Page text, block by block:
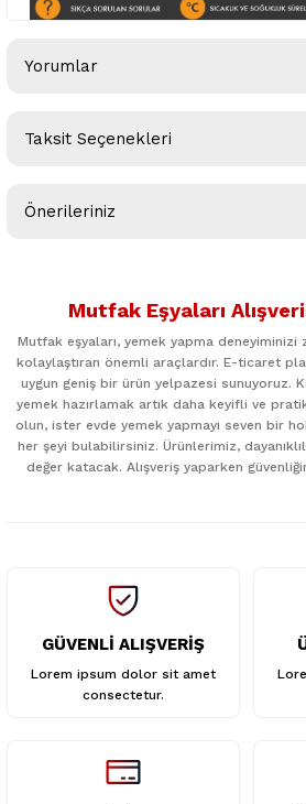
Yorumlar
Taksit Seçenekleri
Önerileriniz
kullanarak tarafımıza iletebilirsiniz.
Ürün resmi kalitesiz, bozuk veya
Ürün açıklamasında eksik bilgiler
Ürün bilgilerinde hatalar bulunuyor.
Ürün fiyatı diğer sitelerden daha
Mutfak Eşyaları
Mutfak eşyaları, yemek yapma deneyiminizi
kolaylaştıran önemli araçlardır. E-ticaret
uygun geniş bir ürün yelpazesi sunuyoruz.
yemek hazırlamak artık daha keyifli ve
olun, ister evde yemek yapmayı seven bir
her şeyi bulabilirsiniz. Ürünlerimiz,
değer katacak. Alışveriş yaparken
GÜVENLİ ALIŞVERİŞ
Lorem ipsum dolor sit amet
consectetur.